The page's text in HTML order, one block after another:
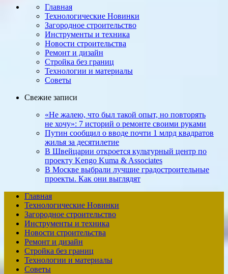
Главная
Технологические Новинки
Загородное строительство
Инструменты и техника
Новости строительства
Ремонт и дизайн
Стройка без границ
Технологии и материалы
Советы
Свежие записи
«Не жалею, что был такой опыт, но повто­рять
не хочу»: 7 историй о ремонте своими руками
Путин сообщил о вводе почти 1 млрд квадратов
жилья за десятилетие
В Швейцарии откроется культурный центр по
проекту Kengo Kuma & Associates
В Москве выбрали лучшие градостроительные
проекты. Как они выглядят
Главная
Технологические Новинки
Загородное строительство
Инструменты и техника
Новости строительства
Ремонт и дизайн
Стройка без границ
Технологии и материалы
Советы